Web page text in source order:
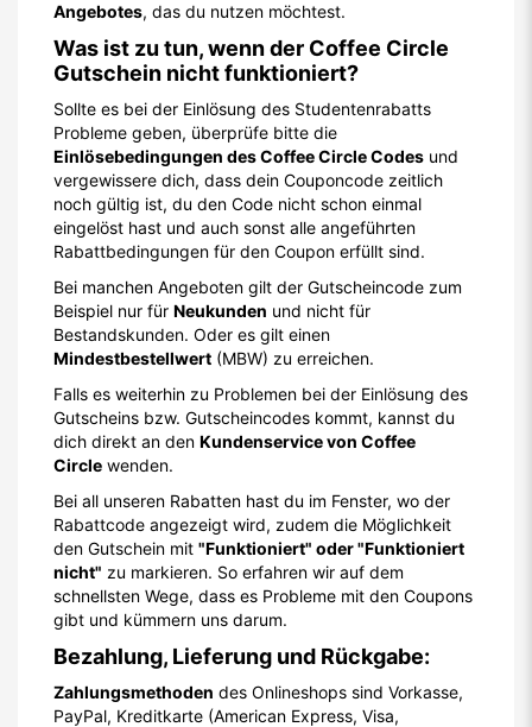
Angebotes, das du nutzen möchtest.
Was ist zu tun, wenn der Coffee Circle
Gutschein nicht funktioniert?
Sollte es bei der Einlösung des Studentenrabatts
Probleme geben, überprüfe bitte die
Einlösebedingungen des Coffee Circle Codes und
vergewissere dich, dass dein Couponcode zeitlich
noch gültig ist, du den Code nicht schon einmal
eingelöst hast und auch sonst alle angeführten
Rabattbedingungen für den Coupon erfüllt sind.
Bei manchen Angeboten gilt der Gutscheincode zum
Beispiel nur für Neukunden und nicht für
Bestandskunden. Oder es gilt einen
Mindestbestellwert (MBW) zu erreichen.
Falls es weiterhin zu Problemen bei der Einlösung des
Gutscheins bzw. Gutscheincodes kommt, kannst du
dich direkt an den Kundenservice von Coffee
Circle wenden.
Bei all unseren Rabatten hast du im Fenster, wo der
Rabattcode angezeigt wird, zudem die Möglichkeit
den Gutschein mit "Funktioniert" oder "Funktioniert
nicht" zu markieren. So erfahren wir auf dem
schnellsten Wege, dass es Probleme mit den Coupons
gibt und kümmern uns darum.
Bezahlung, Lieferung und Rückgabe:
Zahlungsmethoden des Onlineshops sind Vorkasse,
PayPal, Kreditkarte (American Express, Visa,